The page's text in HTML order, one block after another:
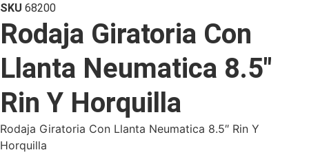
SKU 68200
Rodaja Giratoria Con
Llanta Neumatica 8.5″
Rin Y Horquilla
Rodaja Giratoria Con Llanta Neumatica 8.5″ Rin Y
Horquilla